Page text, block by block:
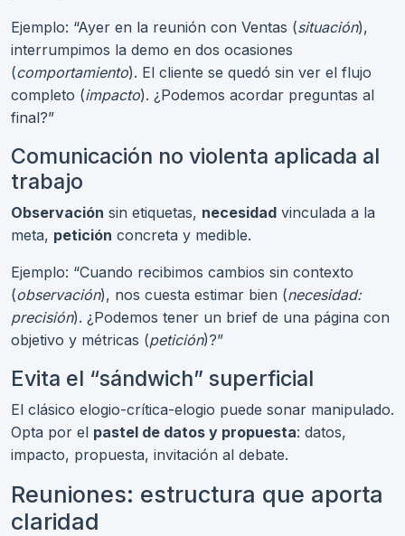
Ejemplo: “Ayer en la reunión con Ventas (situación),
interrumpimos la demo en dos ocasiones
(comportamiento). El cliente se quedó sin ver el flujo
completo (impacto). ¿Podemos acordar preguntas al
final?”
Comunicación no violenta aplicada al
trabajo
Observación sin etiquetas, necesidad vinculada a la
meta, petición concreta y medible.
Ejemplo: “Cuando recibimos cambios sin contexto
(observación), nos cuesta estimar bien (necesidad:
precisión). ¿Podemos tener un brief de una página con
objetivo y métricas (petición)?”
Evita el “sándwich” superficial
El clásico elogio-crítica-elogio puede sonar manipulado.
Opta por el pastel de datos y propuesta: datos,
impacto, propuesta, invitación al debate.
Reuniones: estructura que aporta
claridad